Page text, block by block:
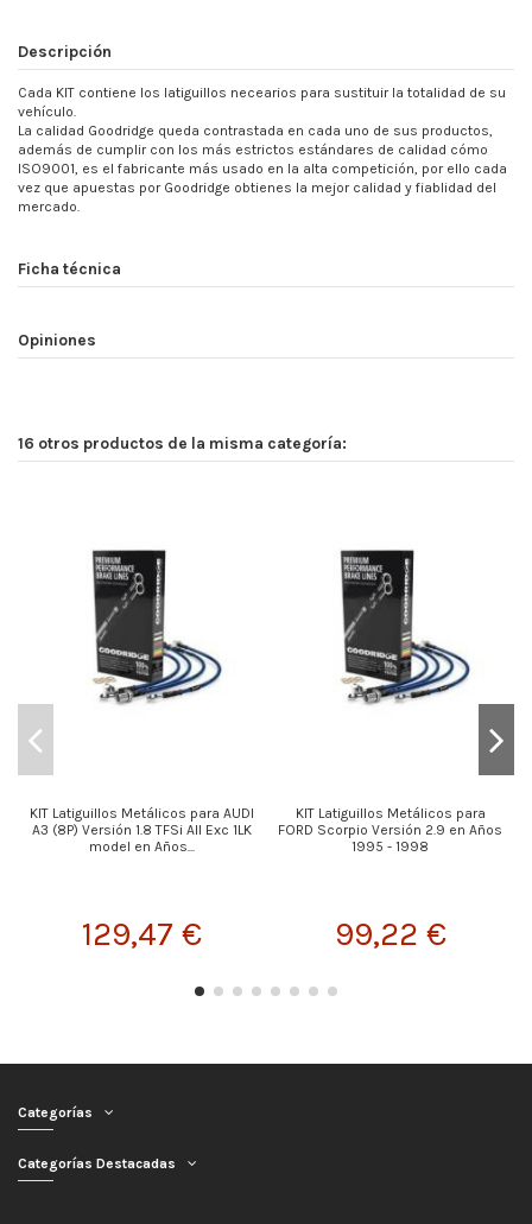
Descripción
Cada KIT contiene los latiguillos necearios para sustituir la totalidad de su
vehículo.
La calidad Goodridge queda contrastada en cada uno de sus productos,
además de cumplir con los más estrictos estándares de calidad cómo
ISO9001, es el fabricante más usado en la alta competición, por ello cada
vez que apuestas por Goodridge obtienes la mejor calidad y fiablidad del
mercado.
Ficha técnica
Opiniones
16 otros productos de la misma categoría:
KIT Latiguillos Metálicos para AUDI
A3 (8P) Versión 1.8 TFSi All Exc 1LK
model en Años...
129,47 €
KIT Latiguillos Metálicos para
FORD Scorpio Versión 2.9 en Años
1995 - 1998
99,22 €
Categorías
Categorías Destacadas